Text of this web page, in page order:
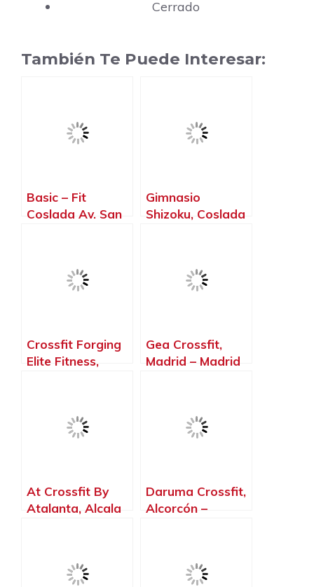
Cerrado
También Te Puede Interesar:
Basic – Fit
Coslada Av. San
Gimnasio
Shizoku, Coslada
Crossfit Forging
Elite Fitness,
Gea Crossfit,
Madrid – Madrid
At Crossfit By
Atalanta, Alcala
Daruma Crossfit,
Alcorcón –